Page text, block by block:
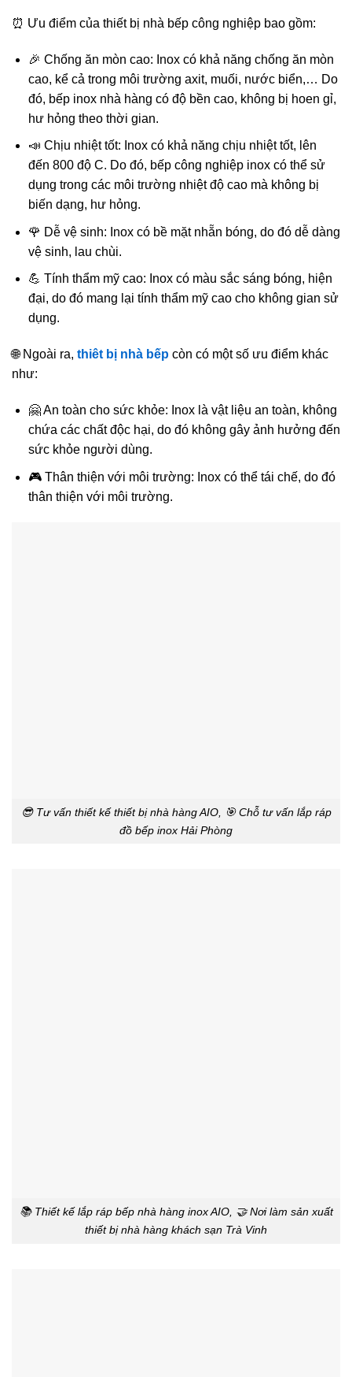
⏰ Ưu điểm của thiết bị nhà bếp công nghiệp bao gồm:
🎉 Chống ăn mòn cao: Inox có khả năng chống ăn mòn
cao, kể cả trong môi trường axit, muối, nước biển,… Do
đó, bếp inox nhà hàng có độ bền cao, không bị hoen gỉ,
hư hỏng theo thời gian.
📣 Chịu nhiệt tốt: Inox có khả năng chịu nhiệt tốt, lên
đến 800 độ C. Do đó, bếp công nghiệp inox có thể sử
dụng trong các môi trường nhiệt độ cao mà không bị
biến dạng, hư hỏng.
🌹 Dễ vệ sinh: Inox có bề mặt nhẵn bóng, do đó dễ dàng
vệ sinh, lau chùi.
💪 Tính thẩm mỹ cao: Inox có màu sắc sáng bóng, hiện
đại, do đó mang lại tính thẩm mỹ cao cho không gian sử
dụng.
🌐 Ngoài ra, thiêt bị nhà bếp còn có một số ưu điểm khác
như:
🤗 An toàn cho sức khỏe: Inox là vật liệu an toàn, không
chứa các chất độc hại, do đó không gây ảnh hưởng đến
sức khỏe người dùng.
🎮 Thân thiện với môi trường: Inox có thể tái chế, do đó
thân thiện với môi trường.
😎 Tư vấn thiết kế thiết bị nhà hàng AIO, 🎯 Chỗ tư vấn lắp ráp
đồ bếp inox Hải Phòng
📚 Thiết kế lắp ráp bếp nhà hàng inox AIO, 🤝 Nơi làm sản xuất
thiết bị nhà hàng khách sạn Trà Vinh